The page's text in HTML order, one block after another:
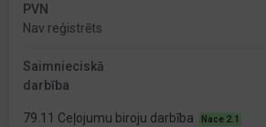
PVN
Nav reģistrēts
Saimnieciskā
darbība
79.11 Ceļojumu biroju darbība Nace 2.1